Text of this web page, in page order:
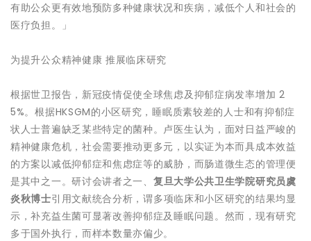
有助公众更有效地预防多种健康状况和疾病，减低个人和社会的
医疗负担。」
为提升公众精神健康 推展临床研究
根据世卫报告，新冠疫情促使全球焦虑及抑郁症病发率增加 2
5%。根据HKSGM的小区研究，睡眠质素较差的人士和有抑郁症
状人士普遍缺乏某些特定的菌种。卢医生认为，面对日益严峻的
精神健康危机，社会需要推动更多元，以实证为本而具成本效益
的方案以减低抑郁症和焦虑症等的威胁，而肠道微生态的管理便
是其中之一。研讨会讲者之一、 复旦大学公共卫生学院研究员虞
炎秋博士引用文献统合分析，谓多项临床和小区研究的结果均显
示，补充益生菌可显著改善抑郁症及睡眠问题。然而，现有研究
多于国外执行，而样本数量亦偏少。